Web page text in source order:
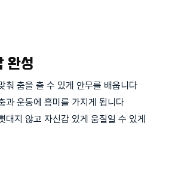
완성
춰 춤을 출 수 있게 안무를 배웁니다
과 운동에 흥미를 가지게 됩니다
대지 않고 자신감 있게 움질일 수 있게